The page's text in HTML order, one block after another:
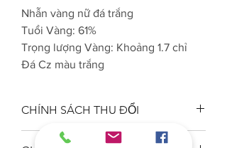
Nhẫn vàng nữ đá trắng
Tuổi Vàng: 61%
Trọng lượng Vàng: Khoảng 1.7 chỉ
Đá Cz màu trắng
CHÍNH SÁCH THU ĐỔI
Công ty VJC 610 đảm bảo chất